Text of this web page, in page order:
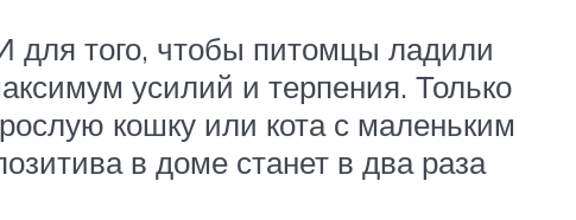
для того, чтобы питомцы ладили
усилий и терпения. Только
кошку или кота с маленьким
в доме станет в два раза